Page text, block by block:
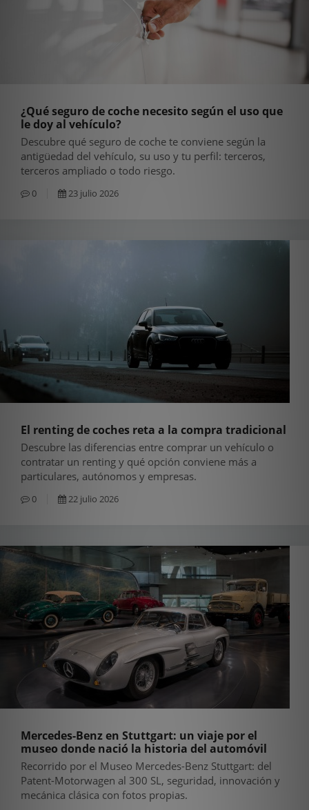
¿Qué seguro de coche necesito según el uso que
le doy al vehículo?
Descubre qué seguro de coche te conviene según la
antigüedad del vehículo, su uso y tu perfil: terceros,
terceros ampliado o todo riesgo.
0 23 julio 2026
El renting de coches reta a la compra tradicional
Descubre las diferencias entre comprar un vehículo o
contratar un renting y qué opción conviene más a
particulares, autónomos y empresas.
0 22 julio 2026
Mercedes-Benz en Stuttgart: un viaje por el
museo donde nació la historia del automóvil
Recorrido por el Museo Mercedes-Benz Stuttgart: del
Patent-Motorwagen al 300 SL, seguridad, innovación y
mecánica clásica con fotos propias.